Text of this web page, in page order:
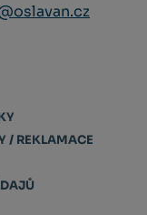
/ REKLAMACE